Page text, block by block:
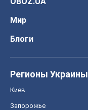
Мир
Блоги
Регионы Украины
Киев
Запорожье